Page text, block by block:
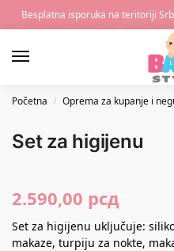
Besplatna isporuka na teritoriji
Početna / Oprema za kupanje i
Set za higijenu
2.590,00 рсд
Set za higijenu uključuje:
makaze, turpiju za nokte,